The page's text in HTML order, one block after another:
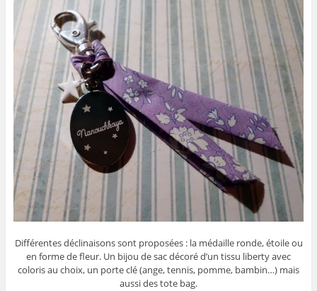
Différentes déclinaisons sont proposées : la médaille ronde, étoile ou
en forme de fleur. Un bijou de sac décoré d’un tissu liberty avec
coloris au choix, un porte clé (ange, tennis, pomme, bambin…) mais
aussi des tote bag.